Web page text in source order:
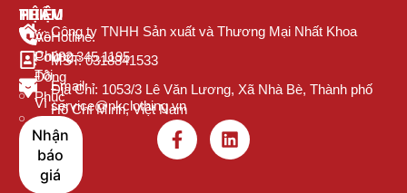
Công ty TNHH Sản xuất và Thương Mại Nhất Khoa
MST: 0318841533
Địa Chỉ: 1053/3 Lê Văn Lương, Xã Nhà Bè, Thành phố
Hồ Chí Minh, Việt Nam
THIỆU
Về
Chúng
Tôi
Vì
Sao
Nên
Chọn
Chúng
PHẨM
Áo
Polo
Đồng
Phục
Áo
Thun
Cổ
Tròn
HỆ
Hotline:
082.345.1195
Email:
service@nkclothing.vn
Nhận
báo
giá